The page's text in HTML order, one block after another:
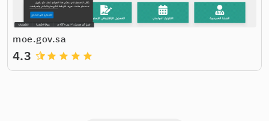
moe.gov.sa
grade
grade
grade
grade
4.3